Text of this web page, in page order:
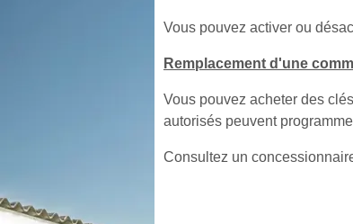
Vous pouvez activer ou
Remplacement d'une
Vous pouvez acheter des
autorisés peuvent
Consultez un